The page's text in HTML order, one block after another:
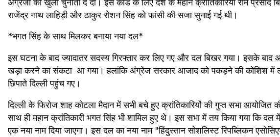
राजेंद्र नाथ लाहिड़ी और ठाकुर रोशन सिंह को फांसी की सजा सुनाई गई थी।
*भगत सिंह के साथ मिलकर बनाया नया दल*
इस घटना के बाद ज्यादातर सदस्य गिरफ्तार कर लिए गए और दल बिखर गया। इसके
खड़ा करने का संकटा  आ गया। हलांकि अंग्रेज सरकार आजाद को पकड़ने की कोशिश में
छिपाते दिल्ली पहुंच गए।
दिल्ली के फिरोज शाह कोटला मैदान में सभी बचे हुए क्रांतिकारियों की गुप्त सभा
साथ ही महान क्रांतिकारी भगत सिंह भी शामिल हुए थे। इस सभा में तय किया गया कि
एक नया नाम दिया जाएगा। इस दल का नया नाम "हिंदुस्तान सोशलिस्ट रिपब्लिकन